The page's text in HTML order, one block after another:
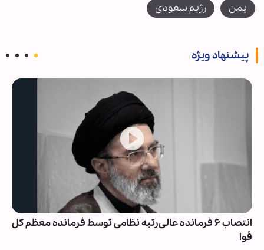
یمن رژیم سعودی
پیشنهاد ویژه
انتصاب ۶ فرمانده عالی‌رتبه نظامی توسط فرمانده معظم کل
قوا